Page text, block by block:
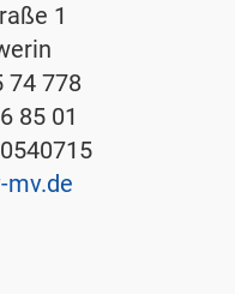
1
74 778
85 01
mv.de